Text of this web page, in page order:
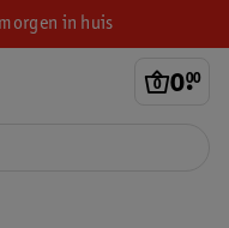
in huis
0.
00